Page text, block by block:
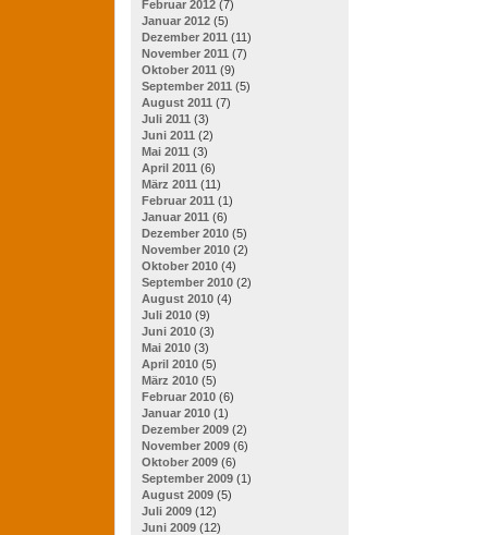
Februar 2012 (7)
Januar 2012 (5)
Dezember 2011 (11)
November 2011 (7)
Oktober 2011 (9)
September 2011 (5)
August 2011 (7)
Juli 2011 (3)
Juni 2011 (2)
Mai 2011 (3)
April 2011 (6)
März 2011 (11)
Februar 2011 (1)
Januar 2011 (6)
Dezember 2010 (5)
November 2010 (2)
Oktober 2010 (4)
September 2010 (2)
August 2010 (4)
Juli 2010 (9)
Juni 2010 (3)
Mai 2010 (3)
April 2010 (5)
März 2010 (5)
Februar 2010 (6)
Januar 2010 (1)
Dezember 2009 (2)
November 2009 (6)
Oktober 2009 (6)
September 2009 (1)
August 2009 (5)
Juli 2009 (12)
Juni 2009 (12)